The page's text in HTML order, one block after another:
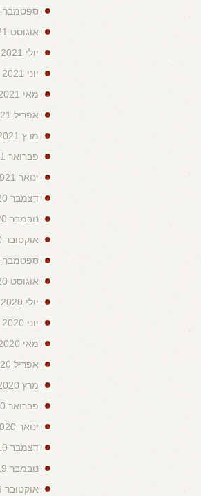
ספטמבר 2021
אוגוסט 2021
יולי 2021
יוני 2021
מאי 2021
אפריל 2021
מרץ 2021
פברואר 2021
ינואר 2021
דצמבר 2020
נובמבר 2020
אוקטובר 2020
ספטמבר 2020
אוגוסט 2020
יולי 2020
יוני 2020
מאי 2020
אפריל 2020
מרץ 2020
פברואר 2020
ינואר 2020
דצמבר 2019
נובמבר 2019
אוקטובר 2019